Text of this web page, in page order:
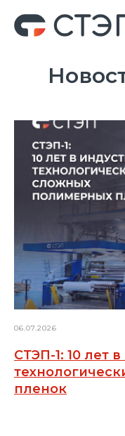
06.07.2026
СТЭП-1: 10 лет
пленок